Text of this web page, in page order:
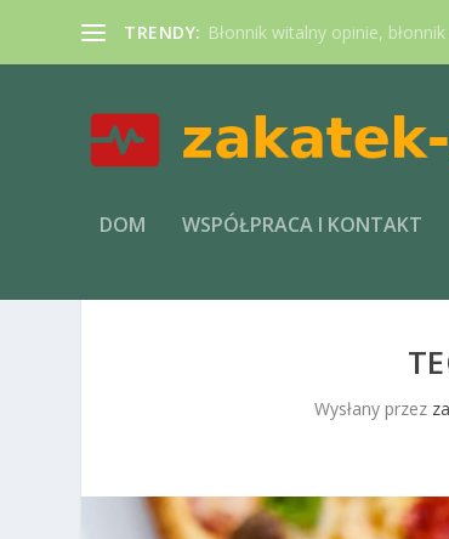
TRENDY: Błonnik witalny opinie,
DOM WSPÓŁPRACA I KONTAKT
Wysłany przez